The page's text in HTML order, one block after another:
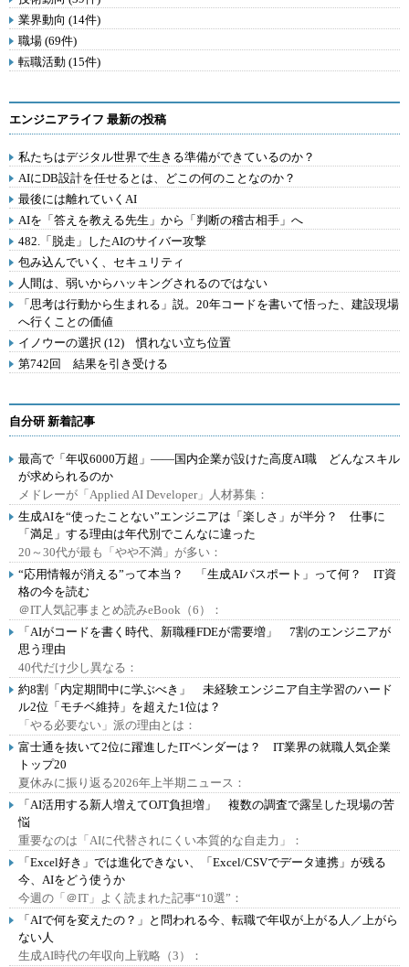
業界動向 (14件)
職場 (69件)
転職活動 (15件)
エンジニアライフ 最新の投稿
私たちはデジタル世界で生きる準備ができているのか？
AIにDB設計を任せるとは、どこの何のことなのか？
最後には離れていくAI
AIを「答えを教える先生」から「判断の稽古相手」へ
482.「脱走」したAIのサイバー攻撃
包み込んでいく、セキュリティ
人間は、弱いからハッキングされるのではない
「思考は行動から生まれる」説。20年コードを書いて悟った、建設現場
へ行くことの価値
イノウーの選択 (12) 慣れない立ち位置
第742回 結果を引き受ける
自分研 新着記事
最高で「年収6000万超」――国内企業が設けた高度AI職 どんなスキル
が求められるのか
メドレーが「Applied AI Developer」人材募集：
生成AIを“使ったことない”エンジニアは「楽しさ」が半分？ 仕事に
「満足」する理由は年代別でこんなに違った
20～30代が最も「やや不満」が多い：
“応用情報が消える”って本当？ 「生成AIパスポート」って何？ IT資
格の今を読む
＠IT人気記事まとめ読みeBook（6）：
「AIがコードを書く時代、新職種FDEが需要増」 7割のエンジニアが
思う理由
40代だけ少し異なる：
約8割「内定期間中に学ぶべき」 未経験エンジニア自主学習のハード
ル2位「モチベ維持」を超えた1位は？
「やる必要ない」派の理由とは：
富士通を抜いて2位に躍進したITベンダーは？ IT業界の就職人気企業
トップ20
夏休みに振り返る2026年上半期ニュース：
「AI活用する新人増えてOJT負担増」 複数の調査で露呈した現場の苦
悩
重要なのは「AIに代替されにくい本質的な自走力」：
「Excel好き」では進化できない、「Excel/CSVでデータ連携」が残る
今、AIをどう使うか
今週の「＠IT」よく読まれた記事“10選”：
「AIで何を変えたの？」と問われる今、転職で年収が上がる人／上がら
ない人
生成AI時代の年収向上戦略（3）：